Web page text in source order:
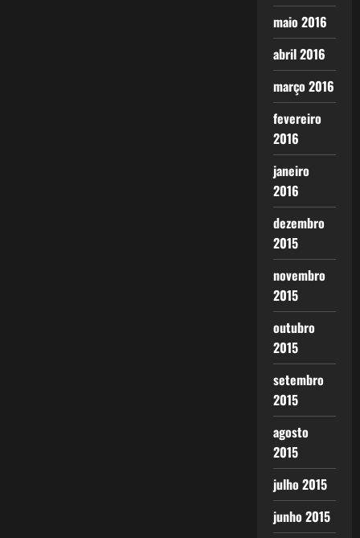
maio 2016
abril 2016
março 2016
fevereiro
2016
janeiro
2016
dezembro
2015
novembro
2015
outubro
2015
setembro
2015
agosto
2015
julho 2015
junho 2015